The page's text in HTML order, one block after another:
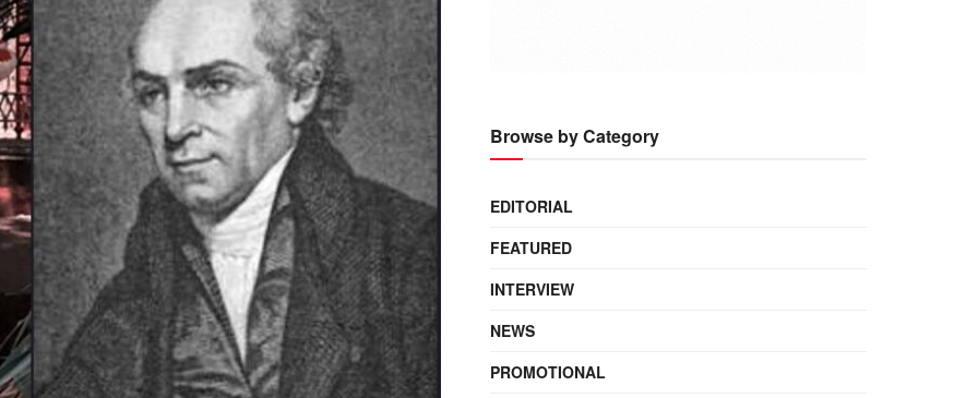
Browse by Category
EDITORIAL
FEATURED
INTERVIEW
NEWS
PROMOTIONAL